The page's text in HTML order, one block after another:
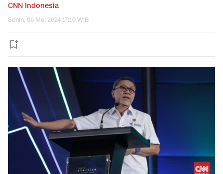
CNN Indonesia
Senin, 06 Mei 2024 17:10 WIB